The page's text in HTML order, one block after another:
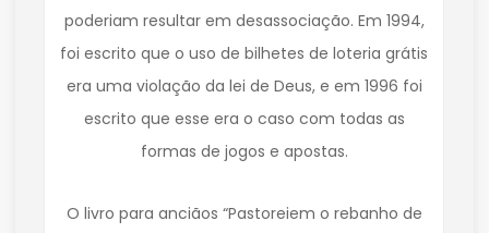
poderiam resultar em desassociação. Em 1994,
foi escrito que o uso de bilhetes de loteria grátis
era uma violação da lei de Deus, e em 1996 foi
escrito que esse era o caso com todas as
formas de jogos e apostas.
O livro para anciãos “Pastoreiem o rebanho de